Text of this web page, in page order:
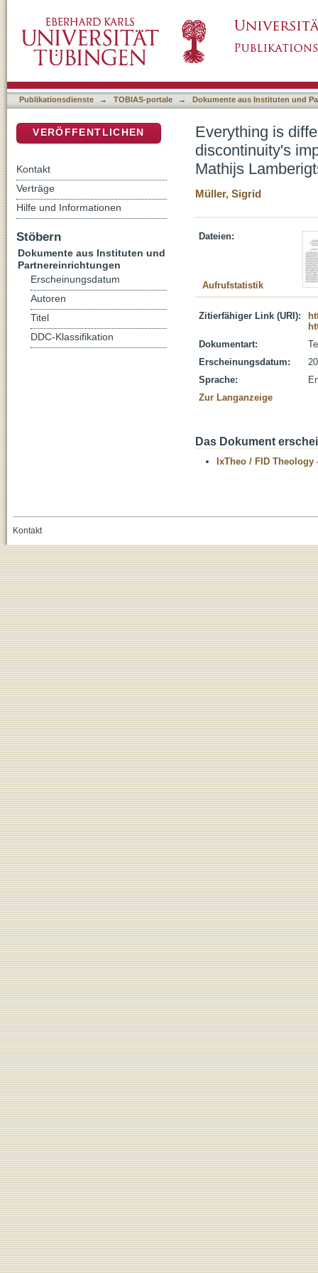
systematic theology : a response to Mathijs
Publikationsdienste → TOBIAS-portale → Dokumente aus Instituten und
Everything is
discontinuity's
Mathijs
Müller, Sigrid
Dateien:
Aufrufstatistik
Zitierfähiger Link (URI):
Dokumentart:
Erscheinungsdatum:
Sprache:
Zur Langanzeige
Das Dokument
IxTheo / FID Theology
VERÖFFENTLICHEN
Kontakt
Verträge
Hilfe und Informationen
Stöbern
Dokumente aus Instituten und
Partnereinrichtungen
Erscheinungsdatum
Autoren
Titel
DDC-Klassifikation
Kontakt